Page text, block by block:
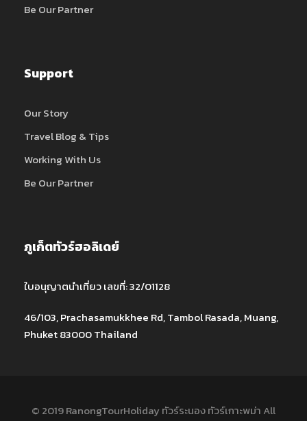
Be Our Partner
Support
Our Story
Travel Blog & Tips
Working With Us
Be Our Partner
ภูเก็ตทัวร์ฮอลิเดย์
ใบอนุญาตนำเที่ยว เลขที่: 32/01128
46/103, Prachasamukkhee Rd, Tambol Rasada, Muang,
Phuket 83000 Thailand
© 2019 RanongTourHoliday ทัวร์ระนอง ทัวร์เกาะพม่า All